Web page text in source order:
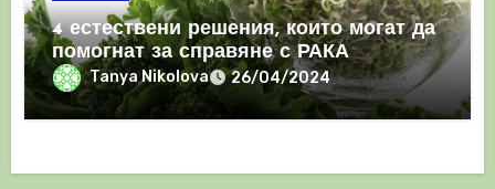
4 естествени решения, които могат да
помогнат за справяне с РАКА
Tanya Nikolova 26/04/2024